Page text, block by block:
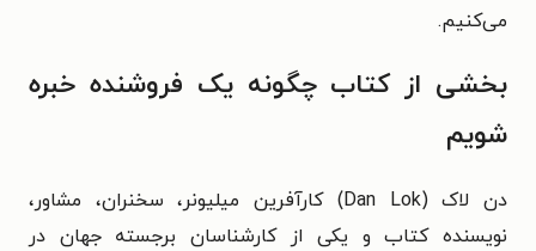
می‌کنیم.
بخشی از کتاب چگونه یک فروشنده خبره
شویم
دن لاک (Dan Lok) کارآفرین میلیونر، سخنران، مشاور،
نویسنده کتاب و یکی از کارشناسان برجسته جهان در